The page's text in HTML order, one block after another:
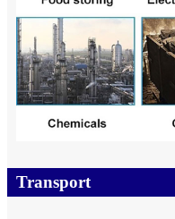
Transport